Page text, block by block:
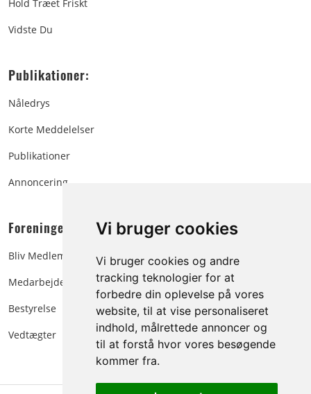
Vi bruger cookies
Vi bruger cookies og andre
tracking teknologier for at
forbedre din oplevelse på vores
website, til at vise personaliseret
indhold, målrettede annoncer og
til at forstå hvor vores besøgende
kommer fra.
Hold Træet Friskt
Vidste Du
Publikationer:
Nåledrys
Korte Meddelelser
Publikationer
Annoncering
Foreningen:
Bliv Medlem
Medarbejdere
Bestyrelse
Vedtægter